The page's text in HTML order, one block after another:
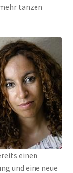
tanzen
einen
und eine neue